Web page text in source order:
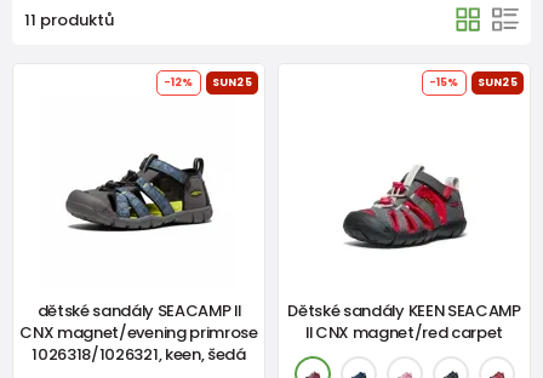
11 produktů
-12% SUN25
dětské sandály SEACAMP II
CNX magnet/evening primrose
1026318/1026321, keen, šedá
-15% SUN25
Dětské sandály KEEN SEACAMP
II CNX magnet/red carpet